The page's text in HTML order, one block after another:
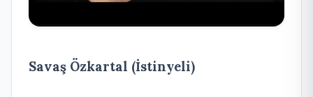
Savaş Özkartal (İstinyeli)